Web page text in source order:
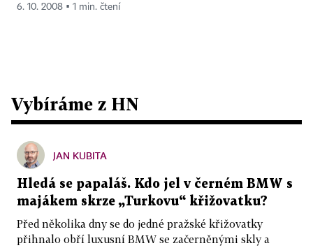
6. 10. 2008 ▪ 1 min. čtení
Vybíráme z HN
JAN KUBITA
Hledá se papaláš. Kdo jel v černém BMW s
majákem skrze „Turkovu“ křižovatku?
Před několika dny se do jedné pražské křižovatky
přihnalo obří luxusní BMW se začerněnými skly a